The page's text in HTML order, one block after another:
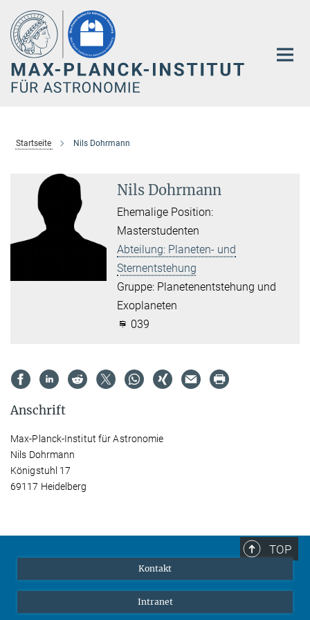
Hauptinhalt
Startseite Nils Dohrmann
Nils Dohrmann
Ehemalige Position:
Masterstudenten
Abteilung: Planeten- und
Sternentstehung
Gruppe: Planetenentstehung und
Exoplaneten
039
Anschrift
Max-Planck-Institut für Astronomie
Nils Dohrmann
Königstuhl 17
69117 Heidelberg
TOP
Kontakt
Intranet